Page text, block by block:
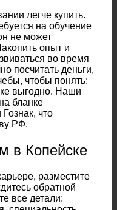
легче купить.
на обучение
не может
опыт и
во время
посчитать деньги,
чтобы понять:
выгодно. Наши
бланке
что
РФ.
в Копейске
разместите
обратной
все детали: